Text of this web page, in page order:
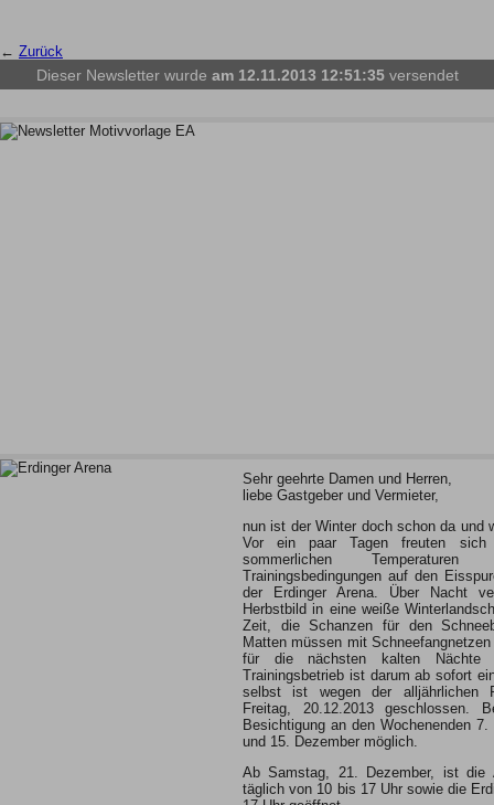
← Zurück
Dieser Newsletter wurde am 12.11.2013 12:51:35versendet
Sehr geehrte Damen und Herren,
liebe Gastgeber und Vermieter,
nun ist der Winter doch schon da und
Vor ein paar Tagen freuten
sommerlichen
Trainingsbedingungen auf den
der Erdinger Arena. Über Nacht
Herbstbild in eine weiße
Zeit, die Schanzen für den
Matten müssen mit
für die nächsten kalten Nächte
Trainingsbetrieb ist darum ab sofort
selbst ist wegen der alljährlichen
Freitag, 20.12.2013 geschlossen.
Besichtigung an den Wochenenden
und 15. Dezember möglich.
Ab Samstag, 21. Dezember, ist die
täglich von 10 bis 17 Uhr sowie die